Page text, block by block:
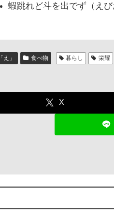
蝦跳れど斗を出でず（えび
「え」 食べ物 暮らし 栄耀
X